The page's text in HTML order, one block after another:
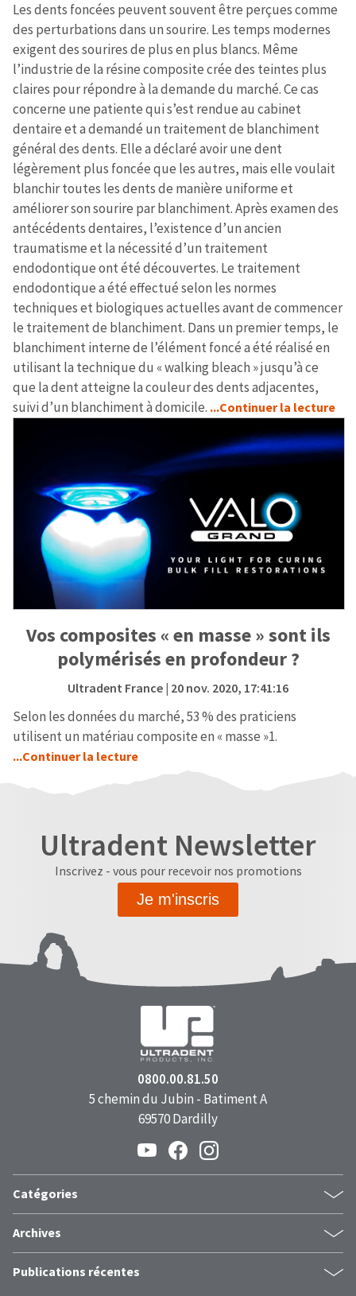
Les dents foncées peuvent souvent être perçues comme
des perturbations dans un sourire. Les temps modernes
exigent des sourires de plus en plus blancs. Même
l’industrie de la résine composite crée des teintes plus
claires pour répondre à la demande du marché. Ce cas
concerne une patiente qui s’est rendue au cabinet
dentaire et a demandé un traitement de blanchiment
général des dents. Elle a déclaré avoir une dent
légèrement plus foncée que les autres, mais elle voulait
blanchir toutes les dents de manière uniforme et
améliorer son sourire par blanchiment. Après examen des
antécédents dentaires, l’existence d’un ancien
traumatisme et la nécessité d’un traitement
endodontique ont été découvertes. Le traitement
endodontique a été effectué selon les normes
techniques et biologiques actuelles avant de commencer
le traitement de blanchiment. Dans un premier temps, le
blanchiment interne de l’élément foncé a été réalisé en
utilisant la technique du « walking bleach » jusqu’à ce
que la dent atteigne la couleur des dents adjacentes,
suivi d’un blanchiment à domicile. ...Continuer la lecture
Vos composites « en masse » sont ils
polymérisés en profondeur ?
Ultradent France| 20 nov. 2020, 17:41:16
Selon les données du marché, 53 % des praticiens
utilisent un matériau composite en « masse »1.
...Continuer la lecture
Ultradent Newsletter
Inscrivez - vous pour recevoir nos promotions
Je m'inscris
0800.00.81.50
5 chemin du Jubin - Batiment A
69570 Dardilly
Catégories
esthétiquedentaire
composite
Archives
mai 2026
Publications récentes